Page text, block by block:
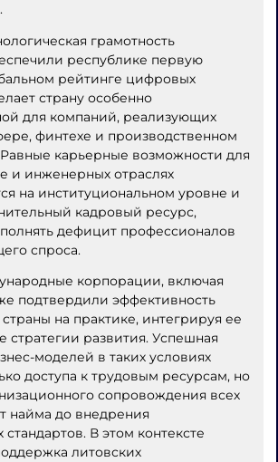
грамотность
республике первую
рейтинге цифровых
страну особенно
для компаний, реализующих
финтехе и производственном
карьерные возможности для
и инженерных отраслях
на институциональном уровне и
кадровый ресурс,
дефицит профессионалов
спроса.
корпорации, включая
подтвердили эффективность
на практике, интегрируя ее
стратегии развития. Успешная
моделей в таких условиях
доступа к трудовым ресурсам, но
сопровождения всех
найма до внедрения
В этом контексте
литовских